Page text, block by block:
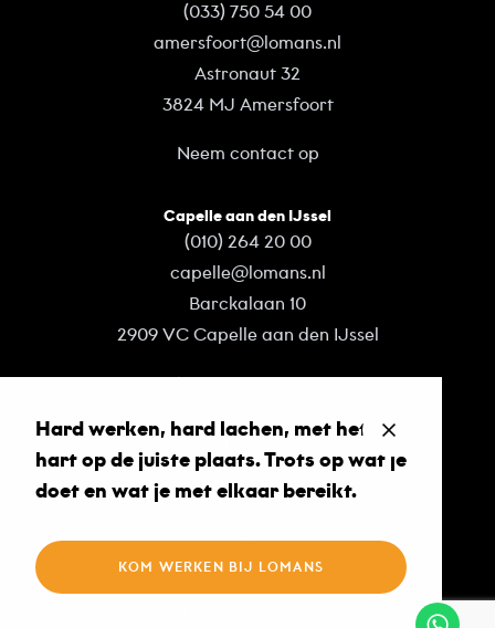
Hard werken, hard lachen, met het
hart op de juiste plaats. Trots op wat je
doet en wat je met elkaar bereikt.
KOM WERKEN BIJ LOMANS
(033) 750 54 00
amersfoort@lomans.nl
Astronaut 32
3824 MJ Amersfoort
Neem contact op
Capelle aan den IJssel
(010) 264 20 00
capelle@lomans.nl
Barckalaan 10
2909 VC Capelle aan den IJssel
Neem contact op
Facebook
LinkedIn